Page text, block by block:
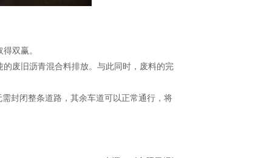
双赢。
的废旧沥青混合料排放。与此同时，废料的完
封闭整条道路，其余车道可以正常通行，将